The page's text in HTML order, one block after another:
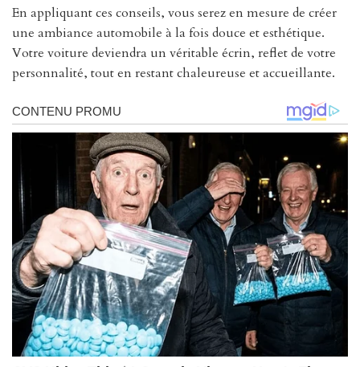
En appliquant ces conseils, vous serez en mesure de créer
une ambiance automobile à la fois douce et esthétique.
Votre voiture deviendra un véritable écrin, reflet de votre
personnalité, tout en restant chaleureuse et accueillante.